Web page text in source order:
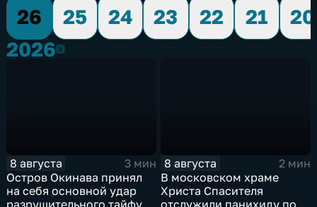
26
25 24 23 22 21
20
20262026
8 августа
3 мин
Остров Окинава принял
на себя основной удар
8 августа
2 мин
В московском храме
Христа Спасителя